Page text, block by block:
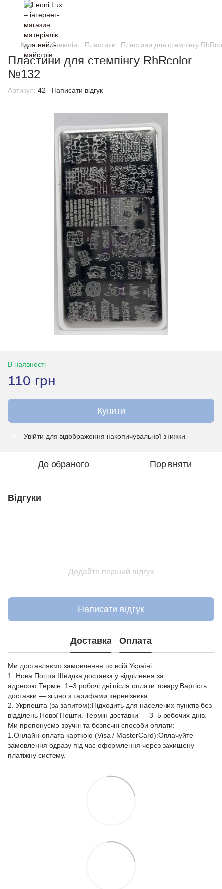
Каталог Стемпінг Пластини Пластини для стемпінгу
Пластини для стемпінгу RhRcolor
№132
Артикул: 42 Написати відгук
В наявності
110 грн
Купити
Увійти для відображення накопичувальної знижки
До обраного Порівняти
Відгуки
Додайте перший відгук
Написати відгук
Доставка Оплата
Ми доставляємо замовлення по всій Україні.
1. Нова Пошта:Швидка доставка у відділення за
адресою.Термін: 1–3 робочі дні після оплати товару.Вартість
доставки — згідно з тарифами перевізника.
2. Укрпошта (за запитом):Підходить для населених пунктів без
відділень Нової Пошти. Термін доставки — 3–5 робочих днів.
Ми пропонуємо зручні та безпечні способи оплати:
1.Онлайн-оплата карткою (Visa / MasterCard):Оплачуйте
замовлення одразу під час оформлення через захищену
платіжну систему.